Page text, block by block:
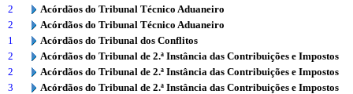
2
Acórdãos do Tribunal Técnico Aduaneiro
2
Acórdãos do Tribunal Técnico Aduaneiro
1
Acórdãos do Tribunal dos Conflitos
2
Acórdãos do Tribunal de 2.ª Instância das Contribuições e Impostos
2
Acórdãos do Tribunal de 2.ª Instância das Contribuições e Impostos
3
Acórdãos do Tribunal de 2.ª Instância das Contribuições e Impostos